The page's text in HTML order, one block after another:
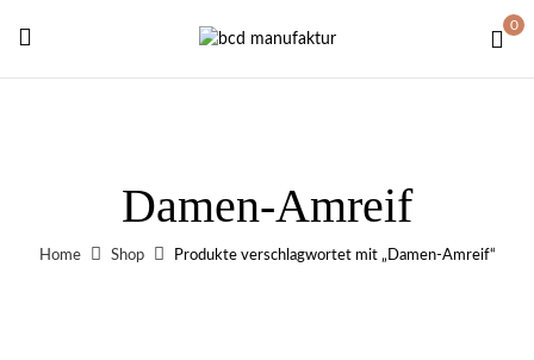
0
Damen-Amreif
Home Shop Produkte verschlagwortet mit „Damen-Amreif“